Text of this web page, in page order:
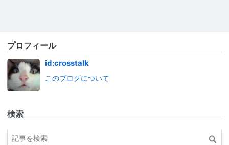
プロフィール
id:crosstalk
このブログについて
検索